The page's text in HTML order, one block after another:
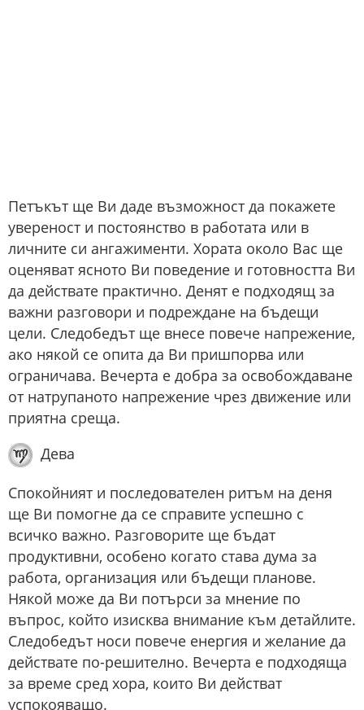
Петъкът ще Ви даде възможност да покажете
увереност и постоянство в работата или в
личните си ангажименти. Хората около Вас ще
оценяват ясното Ви поведение и готовността Ви
да действате практично. Денят е подходящ за
важни разговори и подреждане на бъдещи
цели. Следобедът ще внесе повече напрежение,
ако някой се опита да Ви пришпорва или
ограничава. Вечерта е добра за освобождаване
от натрупаното напрежение чрез движение или
приятна среща.
Дева
Спокойният и последователен ритъм на деня
ще Ви помогне да се справите успешно с
всичко важно. Разговорите ще бъдат
продуктивни, особено когато става дума за
работа, организация или бъдещи планове.
Някой може да Ви потърси за мнение по
въпрос, който изисква внимание към детайлите.
Следобедът носи повече енергия и желание да
действате по-решително. Вечерта е подходяща
за време сред хора, които Ви действат
успокояващо.